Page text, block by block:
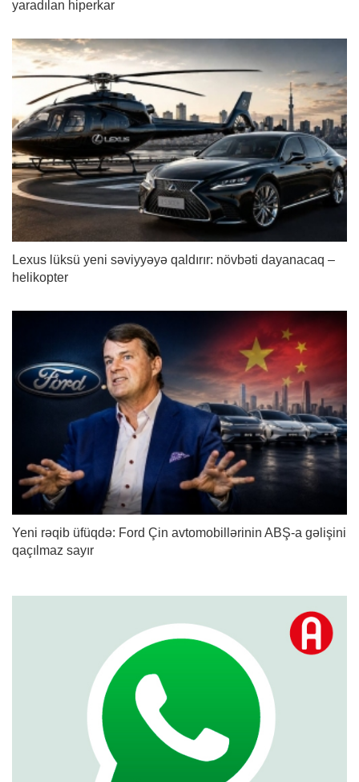
yaradılan hiperkar
Lexus lüksü yeni səviyyəyə qaldırır: növbəti dayanacaq –
helikopter
Yeni rəqib üfüqdə: Ford Çin avtomobillərinin ABŞ-a gəlişini
qaçılmaz sayır